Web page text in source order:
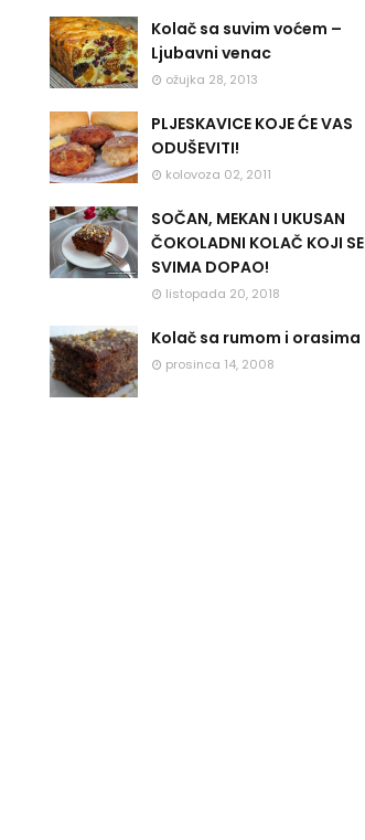
Kolač sa suvim voćem –
Ljubavni venac
ožujka 28, 2013
PLJESKAVICE KOJE ĆE VAS
ODUŠEVITI!
kolovoza 02, 2011
SOČAN, MEKAN I UKUSAN
ČOKOLADNI KOLAČ KOJI SE
SVIMA DOPAO!
listopada 20, 2018
Kolač sa rumom i orasima
prosinca 14, 2008